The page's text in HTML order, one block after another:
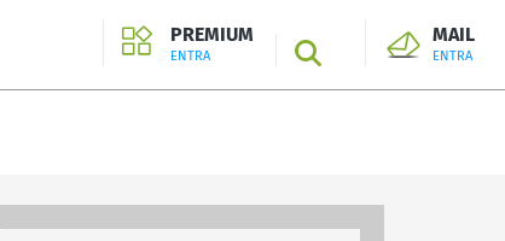
PREMIUM
ENTRA SEARCH
MAIL
ENTRA